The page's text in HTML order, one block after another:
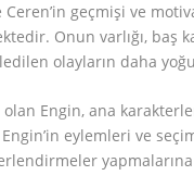
geçmişi ve
Onun varlığı,
olayların daha
Engin, ana
eylemleri ve